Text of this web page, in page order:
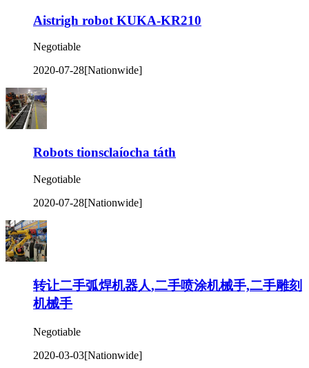
Aistrigh robot KUKA-KR210
Negotiable
2020-07-28[Nationwide]
Robots tionsclaíocha táth
Negotiable
2020-07-28[Nationwide]
转让二手弧焊机器人,二手喷涂机械手,二手雕刻
机械手
Negotiable
2020-03-03[Nationwide]